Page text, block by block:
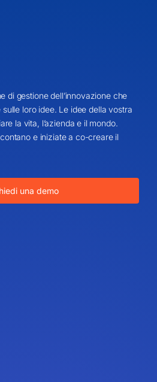
di gestione dell’innovazione che
loro idee. Le idee della vostra
la vita, l’azienda e il mondo.
e iniziate a co-creare il
una demo